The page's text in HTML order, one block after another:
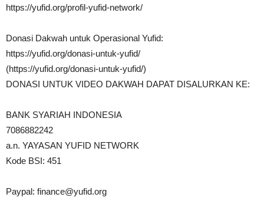
https://yufid.org/profil-yufid-network/
Donasi Dakwah untuk Operasional Yufid:
https://yufid.org/donasi-untuk-yufid/
(https://yufid.org/donasi-untuk-yufid/)
DONASI UNTUK VIDEO DAKWAH DAPAT DISALURKAN KE:
BANK SYARIAH INDONESIA
7086882242
a.n. YAYASAN YUFID NETWORK
Kode BSI: 451
Paypal: finance@yufid.org